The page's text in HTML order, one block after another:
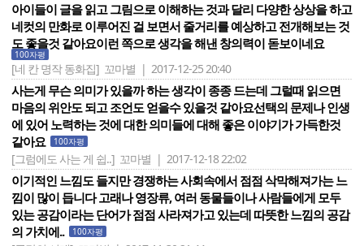
아이들이 글을 읽고 그림으로 이해하는 것과 달리 다양한 상상을 하고
네컷의 만화로 이루어진 걸 보면서 줄거리를 예상하고 전개해보는 것
도 좋을것 같아요이런 쪽으로 생각을 해낸 창의력이 돋보이네요
100자평
[네 칸 명작 동화집] 꼬마별 | 2017-12-25 20:40
사는게 무슨 의미가 있을까 하는 생각이 종종 드는데 그럴때 읽으면
마음의 위안도 되고 조언도 얻을수 있을것 같아요선택의 문제나 인생
에 있어 노력하는 것에 대한 의미들에 대해 좋은 이야기가 가득한것
같아요
100자평
[그럼에도 사는 게 쉽..] 꼬마별 | 2017-12-18 22:02
이기적인 느낌도 들지만 경쟁하는 사회속에서 점점 삭막해져가는 느
낌이 많이 듭니다 고래나 영장류, 여러 동물들이나 사람들에게 모두
있는 공감이라는 단어가 점점 사라져가고 있는데 따뜻한 느낌의 공감
의 가치에..
100자평